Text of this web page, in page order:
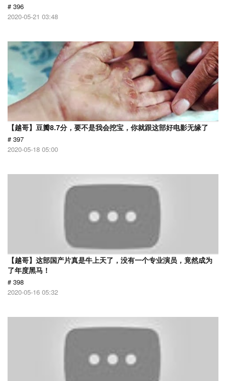
# 396
2020-05-21 03:48
【越哥】豆瓣8.7分，要不是我会挖宝，你就跟这部好电影无缘了
# 397
2020-05-18 05:00
【越哥】这部国产片真是牛上天了，没有一个专业演员，竟然成为
了年度黑马！
# 398
2020-05-16 05:32